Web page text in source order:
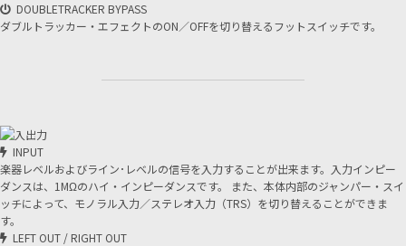
DOUBLETRACKER BYPASS
ダブルトラッカー・エフェクトのON／OFFを切り替えるフットスイッチです。
INPUT
楽器レベルおよびライン･レベルの信号を入力することが出来ます。入力インピー
ダンスは、1MΩのハイ・インピーダンスです。 また、本体内部のジャンパー・スイ
ッチによって、モノラル入力／ステレオ入力（TRS）を切り替えることができま
す。
LEFT OUT / RIGHT OUT